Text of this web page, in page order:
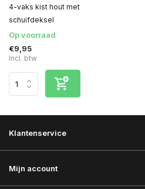
4-vaks kist hout met
schuifdeksel
Op voorraad
€9,95
Incl. btw
Klantenservice
Mijn account